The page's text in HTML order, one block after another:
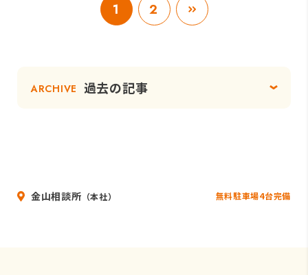
1 2
ARCHIVE 過去の記事
金山相談所 （本社） 無料駐車場4台完備